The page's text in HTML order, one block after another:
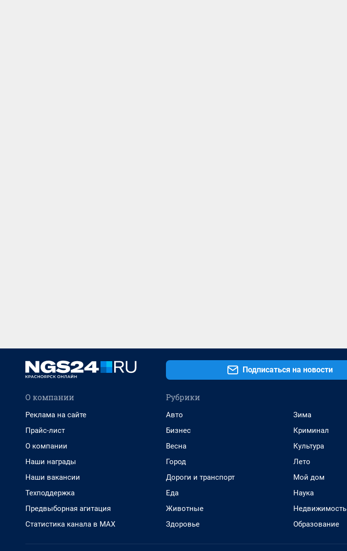
Подписаться на новости
О компании
Реклама на сайте
Прайс-лист
О компании
Наши награды
Наши вакансии
Техподдержка
Предвыборная агитация
Статистика канала в MAX
Рубрики
Авто
Бизнес
Весна
Город
Дороги и транспорт
Еда
Животные
Здоровье
Зима
Криминал
Культура
Лето
Мой дом
Наука
Недвижимость
Образование